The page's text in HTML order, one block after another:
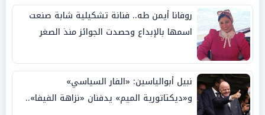
روفانا أيمن طه.. فنانة تشكيلية شابة صنعت
اسمها بالإبداع وحصدت الجوائز منذ الصغر
نبيل أبوالياسين: «الفار السياسي»
و«ديكتاتورية الميم» يدفنان «نزاهة الفيفا»..